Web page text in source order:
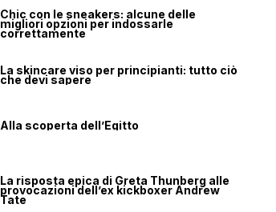
Chic con le sneakers: alcune delle
migliori opzioni per indossarle
correttamente
La skincare viso per principianti: tutto ciò
che devi sapere
Alla scoperta dell’Egitto
La risposta epica di Greta Thunberg alle
provocazioni dell’ex kickboxer Andrew
Tate